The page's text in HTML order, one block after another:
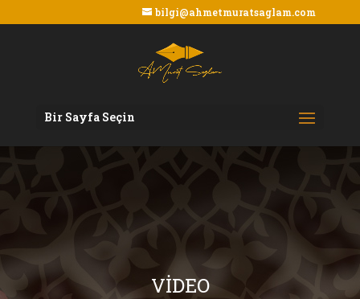
bilgi@ahmetmuratsaglam.com
Bir Sayfa Seçin
VİDEO